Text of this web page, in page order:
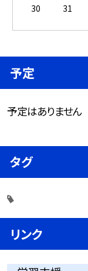
30
31
予定
予定はありません
タグ
リンク